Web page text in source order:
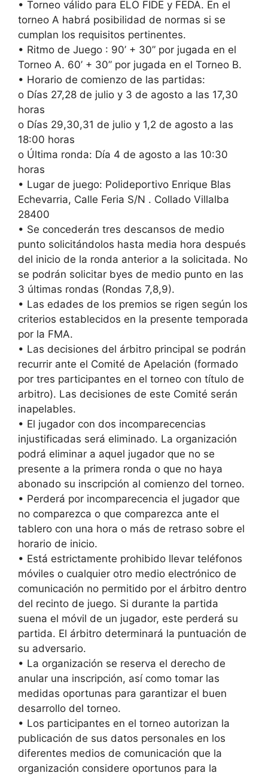
• Torneo válido para ELO FIDE y FEDA. En el
torneo A habrá posibilidad de normas si se
cumplan los requisitos pertinentes.
• Ritmo de Juego : 90’ + 30” por jugada en el
Torneo A. 60’ + 30” por jugada en el Torneo B.
• Horario de comienzo de las partidas:
o Días 27,28 de julio y 3 de agosto a las 17,30
horas
o Días 29,30,31 de julio y 1,2 de agosto a las
18:00 horas
o Última ronda: Día 4 de agosto a las 10:30
horas
• Lugar de juego: Polideportivo Enrique Blas
Echevarria, Calle Feria S/N . Collado Villalba
28400
• Se concederán tres descansos de medio
punto solicitándolos hasta media hora después
del inicio de la ronda anterior a la solicitada. No
se podrán solicitar byes de medio punto en las
3 últimas rondas (Rondas 7,8,9).
• Las edades de los premios se rigen según los
criterios establecidos en la presente temporada
por la FMA.
• Las decisiones del árbitro principal se podrán
recurrir ante el Comité de Apelación (formado
por tres participantes en el torneo con título de
arbitro). Las decisiones de este Comité serán
inapelables.
• El jugador con dos incomparecencias
injustificadas será eliminado. La organización
podrá eliminar a aquel jugador que no se
presente a la primera ronda o que no haya
abonado su inscripción al comienzo del torneo.
• Perderá por incomparecencia el jugador que
no comparezca o que comparezca ante el
tablero con una hora o más de retraso sobre el
horario de inicio.
• Está estrictamente prohibido llevar teléfonos
móviles o cualquier otro medio electrónico de
comunicación no permitido por el árbitro dentro
del recinto de juego. Si durante la partida
suena el móvil de un jugador, este perderá su
partida. El árbitro determinará la puntuación de
su adversario.
• La organización se reserva el derecho de
anular una inscripción, así como tomar las
medidas oportunas para garantizar el buen
desarrollo del torneo.
• Los participantes en el torneo autorizan la
publicación de sus datos personales en los
diferentes medios de comunicación que la
organización considere oportunos para la